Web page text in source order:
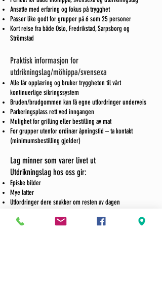
Ansatte med erfaring og fokus på trygghet
Passer like godt for grupper på 6 som 25 personer
Kort reise fra både Oslo, Fredrikstad, Sarpsborg og
Strömstad
Praktisk informasjon for
utdrikningslag/möhippa/svensexa
Alle får opplæring og bruker tryggheten til vårt
kontinuerlige sikringssystem
Bruden/brudgommen kan få egne utfordringer underveis
Parkeringsplass rett ved inngangen
Mulighet for grilling eller bestilling av mat
For grupper utenfor ordinær åpningstid – ta kontakt
(minimumsbestilling gjelder)
Lag minner som varer livet ut
Utdrikningslag hos oss gir:
Episke bilder
Mye latter
Utfordringer dere snakker om resten av dagen
Ingen må være supertrent – alt tilpasses gruppa.